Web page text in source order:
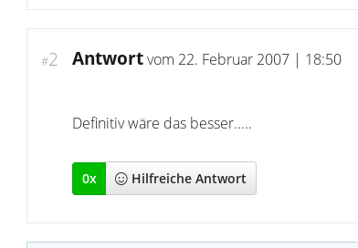
#2 Antwortvom 22. Februar 2007 | 18:50
Definitiv wäre das besser.....
0x Hilfreiche Antwort